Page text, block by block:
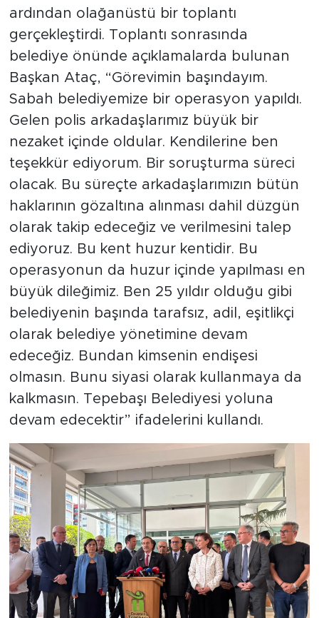
ardından olağanüstü bir toplantı
gerçekleştirdi. Toplantı sonrasında
belediye önünde açıklamalarda bulunan
Başkan Ataç, “Görevimin başındayım.
Sabah belediyemize bir operasyon yapıldı.
Gelen polis arkadaşlarımız büyük bir
nezaket içinde oldular. Kendilerine ben
teşekkür ediyorum. Bir soruşturma süreci
olacak. Bu süreçte arkadaşlarımızın bütün
haklarının gözaltına alınması dahil düzgün
olarak takip edeceğiz ve verilmesini talep
ediyoruz. Bu kent huzur kentidir. Bu
operasyonun da huzur içinde yapılması en
büyük dileğimiz. Ben 25 yıldır olduğu gibi
belediyenin başında tarafsız, adil, eşitlikçi
olarak belediye yönetimine devam
edeceğiz. Bundan kimsenin endişesi
olmasın. Bunu siyasi olarak kullanmaya da
kalkmasın. Tepebaşı Belediyesi yoluna
devam edecektir” ifadelerini kullandı.